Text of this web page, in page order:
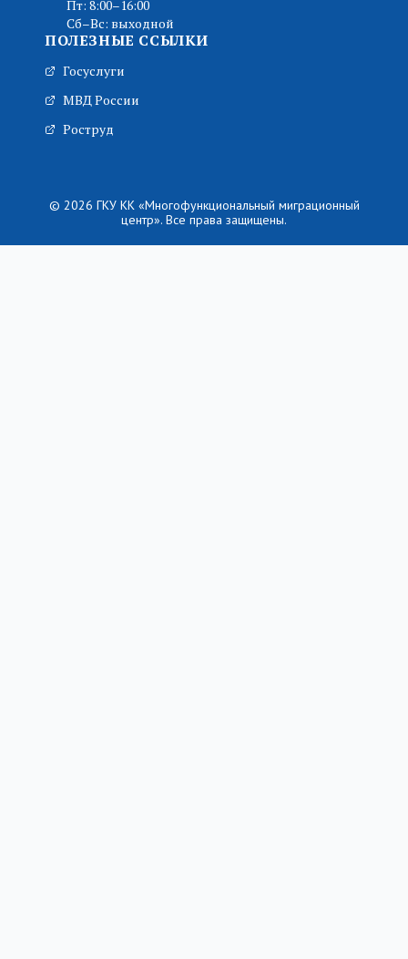
Пт: 8:00–16:00
Сб–Вс: выходной
ПОЛЕЗНЫЕ ССЫЛКИ
Госуслуги
МВД России
Роструд
© 2026 ГКУ КК «Многофункциональный миграционный
центр». Все права защищены.